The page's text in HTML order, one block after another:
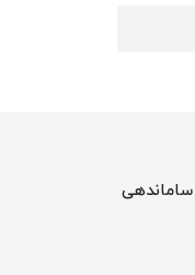
ساماندهی